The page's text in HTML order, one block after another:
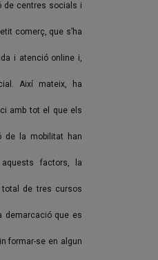
de centres socials i
comerç, que s’ha
i atenció online i,
Així mateix, ha
amb tot el que els
de la mobilitat han
factors, la
total de tres cursos
demarcació que es
formar-se en algun